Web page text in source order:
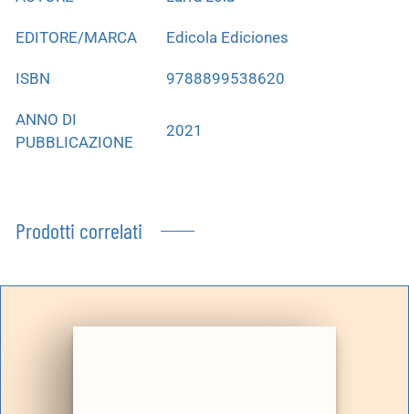
EDITORE/MARCA Edicola Ediciones
ISBN 9788899538620
ANNO DI
PUBBLICAZIONE
2021
Prodotti correlati